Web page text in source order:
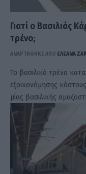
Γιατί ο Βασιλιάς
τρένο;
ΑΝΑΡΤΗΘΗΚΕ ΑΠΟ ΕΛΕΑΝΑ
Το βασιλικό τρένο
εξοικονόμησης
μίας βασιλικής